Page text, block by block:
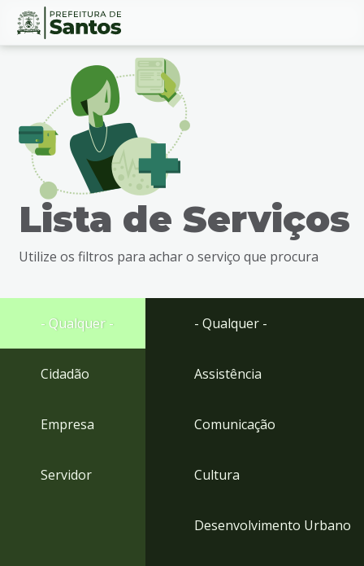
Ir
busca
Ir
rodapé
Conteúdo
Lista de Serviços
Utilize os filtros para achar o serviço que procura
- Qualquer -
Cidadão
Empresa
Servidor
- Qualquer -
Assistência
Comunicação
Cultura
Desenvolvimento Urbano